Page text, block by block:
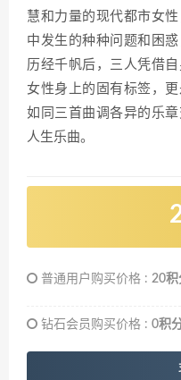
慧和力量的现代都市女
中发生的种种问题和困
历经千帆后，三人凭借
女性身上的固有标签，
如同三首曲调各异的乐
人生乐曲。
普通用户购买价格 : 20积
钻石会员购买价格 : 0积